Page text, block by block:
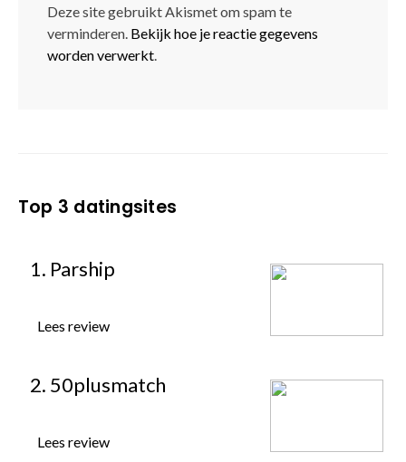
Deze site gebruikt Akismet om spam te
verminderen. Bekijk hoe je reactie gegevens
worden verwerkt.
Top 3 datingsites
1. Parship
Lees review
2. 50plusmatch
Lees review